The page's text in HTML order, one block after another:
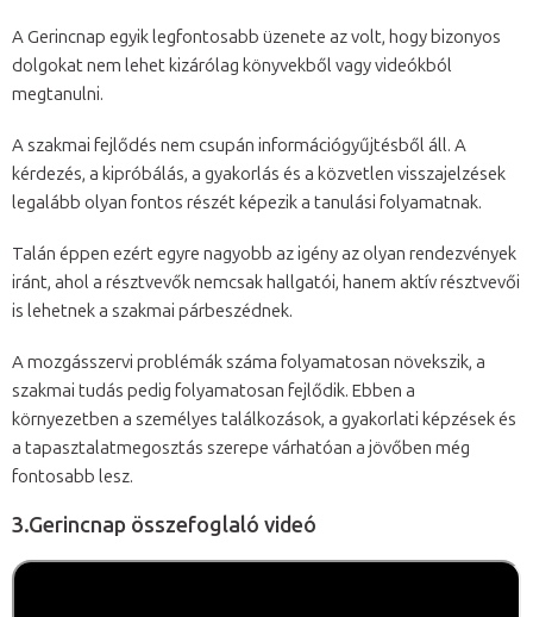
A Gerincnap egyik legfontosabb üzenete az volt, hogy bizonyos
dolgokat nem lehet kizárólag könyvekből vagy videókból
megtanulni.
A szakmai fejlődés nem csupán információgyűjtésből áll. A
kérdezés, a kipróbálás, a gyakorlás és a közvetlen visszajelzések
legalább olyan fontos részét képezik a tanulási folyamatnak.
Talán éppen ezért egyre nagyobb az igény az olyan rendezvények
iránt, ahol a résztvevők nemcsak hallgatói, hanem aktív résztvevői
is lehetnek a szakmai párbeszédnek.
A mozgásszervi problémák száma folyamatosan növekszik, a
szakmai tudás pedig folyamatosan fejlődik. Ebben a
környezetben a személyes találkozások, a gyakorlati képzések és
a tapasztalatmegosztás szerepe várhatóan a jövőben még
fontosabb lesz.
3.Gerincnap összefoglaló videó